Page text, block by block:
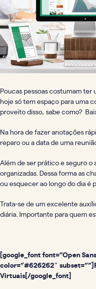
Poucas pessoas costumam ter
hoje só tem espaço para uma
proveito disso, sabe como?
Na hora de fazer anotações
reparo ou a data de uma
Além de ser prático e seguro
organizadas. Dessa forma as
ou esquecer ao longo do dia é
Trata-se de um excelente
diária. Importante para quem
[google_font font=”Open
color=”#626262″
Virtuais[/google_font]